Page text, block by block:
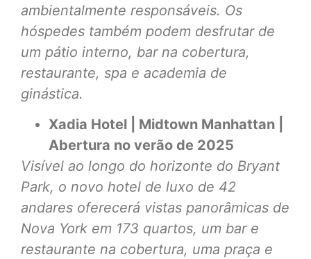
ambientalmente responsáveis. Os
hóspedes também podem desfrutar de
um pátio interno, bar na cobertura,
restaurante, spa e academia de
ginástica.
Xadia Hotel | Midtown Manhattan |
Abertura no verão de 2025
Visível ao longo do horizonte do Bryant
Park, o novo hotel de luxo de 42
andares oferecerá vistas panorâmicas de
Nova York em 173 quartos, um bar e
restaurante na cobertura, uma praça e